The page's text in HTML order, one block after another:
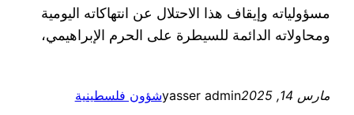
مسؤولياته وإيقاف هذا الاحتلال عن انتهاكاته اليومية
ومحاولاته الدائمة للسيطرة على الحرم الإبراهيمي،
مارس 14, 2025 yasser adminشؤون فلسطينية